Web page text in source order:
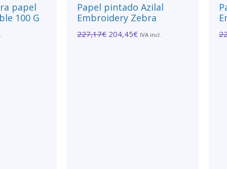
papel
100 G
Papel pintado Azilal
Embroidery Zebra
227,17€ 204,45€ IVA incl.